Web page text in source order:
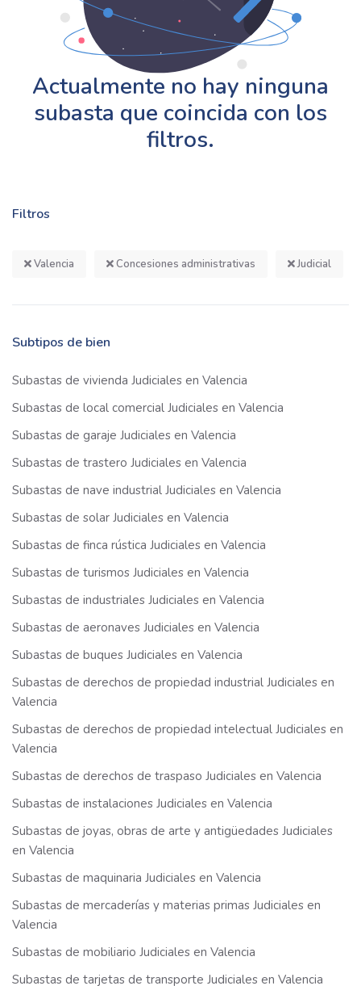
Filtros
Valencia Concesiones administrativas Judicial
Subtipos de bien
Subastas de vivienda Judiciales en Valencia
Subastas de local comercial Judiciales en Valencia
Subastas de garaje Judiciales en Valencia
Subastas de trastero Judiciales en Valencia
Subastas de nave industrial Judiciales en Valencia
Subastas de solar Judiciales en Valencia
Subastas de finca rústica Judiciales en Valencia
Subastas de turismos Judiciales en Valencia
Subastas de industriales Judiciales en Valencia
Subastas de aeronaves Judiciales en Valencia
Subastas de buques Judiciales en Valencia
Subastas de derechos de propiedad industrial Judiciales en
Valencia
Subastas de derechos de propiedad intelectual Judiciales en
Valencia
Subastas de derechos de traspaso Judiciales en Valencia
Subastas de instalaciones Judiciales en Valencia
Subastas de joyas, obras de arte y antigüedades Judiciales
en Valencia
Subastas de maquinaria Judiciales en Valencia
Subastas de mercaderías y materias primas Judiciales en
Valencia
Subastas de mobiliario Judiciales en Valencia
Subastas de tarjetas de transporte Judiciales en Valencia
Actualmente no hay ninguna
subasta que coincida con los
filtros.